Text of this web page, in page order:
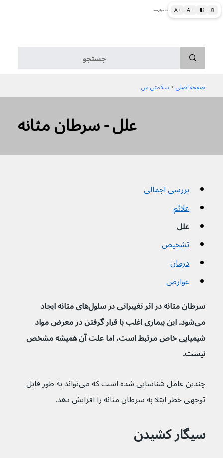
A+ A− 🌓 ♻ اطلاعات پزشکی و بهداشتی به زبان ساده برای همه
صفحه اصلی > سلامتی س
علل - سرطان مثانه
بررسی اجمالی
علائم
علل
تشخیص
درمان
عوارض
سرطان مثانه در اثر تغییراتی در سلول‌های مثانه ایجاد
می‌شود. این بیماری اغلب با قرار گرفتن در معرض مواد
شیمیایی خاص مرتبط است، اما علت آن همیشه مشخص
نیست.
چندین عامل شناسایی شده است که می‌تواند به طور قابل
توجهی خطر ابتلا به سرطان مثانه را افزایش دهد.
سیگار کشیدن